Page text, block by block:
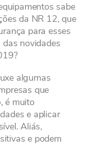
sabe
da NR 12, que
para esses
novidades
algumas
que
é muito
e aplicar
Aliás,
e podem